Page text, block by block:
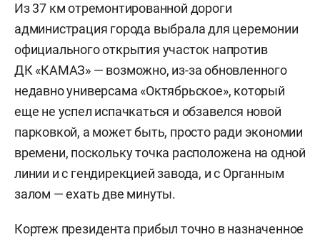
Из 37 км отремонтированной дороги
администрация города выбрала для церемонии
официального открытия участок напротив
ДК «КАМАЗ» — возможно, из-за обновленного
недавно универсама «Октябрьское», который
еще не успел испачкаться и обзавелся новой
парковкой, а может быть, просто ради экономии
времени, поскольку точка расположена на одной
линии и с гендирекцией завода, и с Органным
залом — ехать две минуты.
Кортеж президента прибыл точно в назначенное